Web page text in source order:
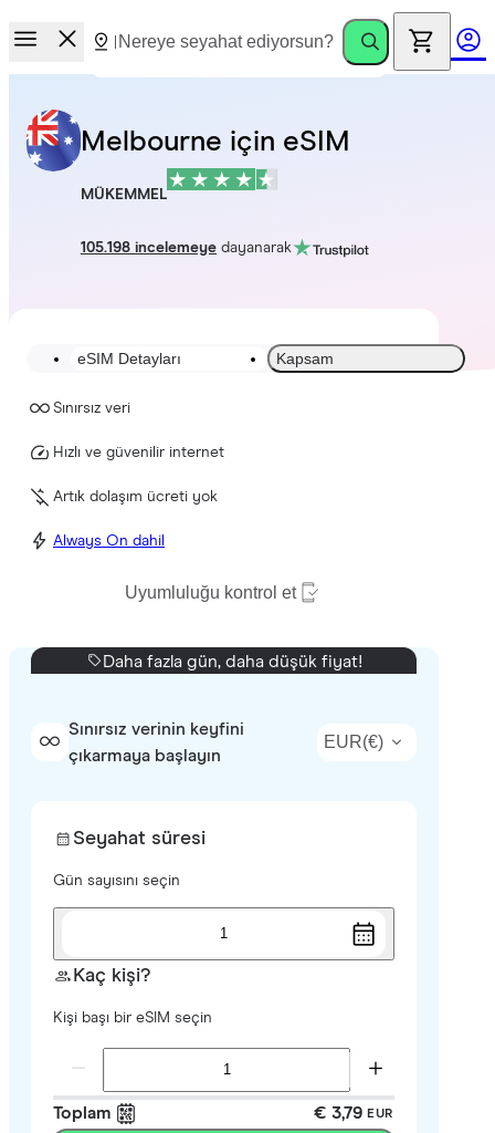
Melbourne için eSIM
MÜKEMMEL
105.198 incelemeyedayanarak
eSIM Detayları Kapsam
Sınırsız veri
Hızlı ve güvenilir internet
Artık dolaşım ücreti yok
Always On dahil
Uyumluluğu kontrol et
Daha fazla gün, daha düşük fiyat!
Sınırsız verinin keyfini
çıkarmaya başlayın
EUR(€)
Seyahat süresi
Gün sayısını seçin
1
Kaç kişi?
Kişi başı bir eSIM seçin
Toplam € 3,79 EUR